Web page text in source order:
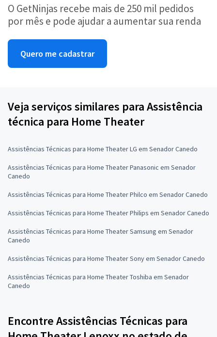
O GetNinjas recebe mais de 250 mil pedidos
por mês e pode ajudar a aumentar sua renda
Quero me cadastrar
Veja serviços similares para Assistência
técnica para Home Theater
Assistências Técnicas para Home Theater LG em Senador Canedo
Assistências Técnicas para Home Theater Panasonic em Senador
Canedo
Assistências Técnicas para Home Theater Philco em Senador Canedo
Assistências Técnicas para Home Theater Philips em Senador Canedo
Assistências Técnicas para Home Theater Samsung em Senador
Canedo
Assistências Técnicas para Home Theater Sony em Senador Canedo
Assistências Técnicas para Home Theater Toshiba em Senador
Canedo
Encontre Assistências Técnicas para